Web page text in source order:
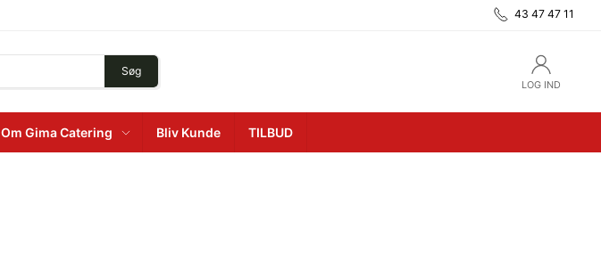
43 47 47 11
Søg
LOG IND
Om Gima Catering Bliv Kunde TILBUD